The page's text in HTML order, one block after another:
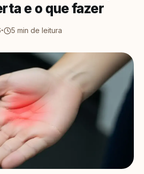
e o que fazer
· 5 min de leitura